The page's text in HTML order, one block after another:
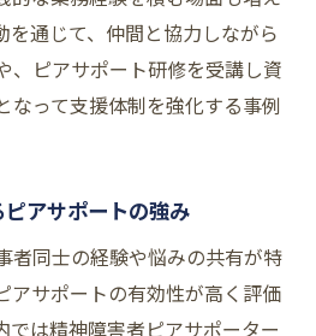
を通じて、仲間と協力しながら
、ピアサポート研修を受講し資
なって支援体制を強化する事例
アサポートの強み
者同士の経験や悩みの共有が特
アサポートの有効性が高く評価
では精神障害者ピアサポーター